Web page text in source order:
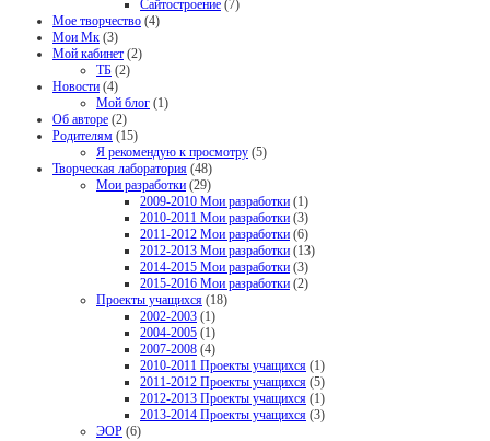
Сайтостроение (7)
Мое творчество (4)
Мои Мк (3)
Мой кабинет (2)
ТБ (2)
Новости (4)
Мой блог (1)
Об авторе (2)
Родителям (15)
Я рекомендую к просмотру (5)
Творческая лаборатория (48)
Мои разработки (29)
2009-2010 Мои разработки (1)
2010-2011 Мои разработки (3)
2011-2012 Мои разработки (6)
2012-2013 Мои разработки (13)
2014-2015 Мои разработки (3)
2015-2016 Мои разработки (2)
Проекты учащихся (18)
2002-2003 (1)
2004-2005 (1)
2007-2008 (4)
2010-2011 Проекты учащихся (1)
2011-2012 Проекты учащихся (5)
2012-2013 Проекты учащихся (1)
2013-2014 Проекты учащихся (3)
ЭОР (6)